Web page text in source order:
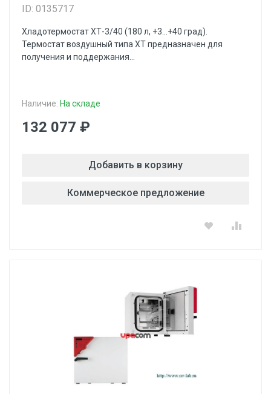
ID: 0135717
Хладотермостат ХТ-3/40 (180 л, +3…+40 град).
Термостат воздушный типа XT предназначен для
получения и поддержания...
Наличие: На складе
132 077 ₽
Добавить в корзину
Коммерческое предложение